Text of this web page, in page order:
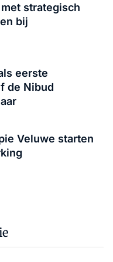
strategisch
bij
eerste
de Nibud
Veluwe starten